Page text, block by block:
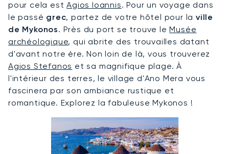
pour cela estAgios Ioannis. Pour un voyage dans
le passé grec, partez de votre hôtel pour laville
de Mykonos. Près du port se trouve leMusée
archéologique, qui abrite des trouvailles datant
d'avant notre ère. Non loin de là, vous trouverez
Agios Stefanos et sa magnifique plage. À
l'intérieur des terres, le village d'Ano Mera vous
fascinera par son ambiance rustique et
romantique. Explorez la fabuleuse Mykonos !